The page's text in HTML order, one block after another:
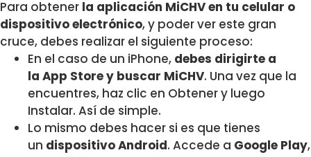
Para obtener la aplicación MiCHV en tu celular o
dispositivo electrónico, y poder ver este gran
cruce, debes realizar el siguiente proceso:
En el caso de un iPhone, debes dirigirte a
la App Store y buscar MiCHV. Una vez que la
encuentres, haz clic en Obtener y luego
Instalar. Así de simple.
Lo mismo debes hacer si es que tienes
un dispositivo Android. Accede a Google Play,